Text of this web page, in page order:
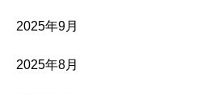
2025年9月
2025年8月